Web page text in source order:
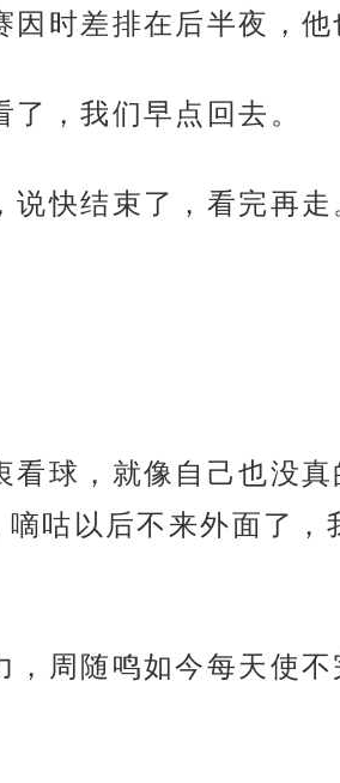
时差排在后半夜，
，我们早点回去。
快结束了，看完再走
看球，就像自己也没
咕以后不来外面了
，周随鸣如今每天使